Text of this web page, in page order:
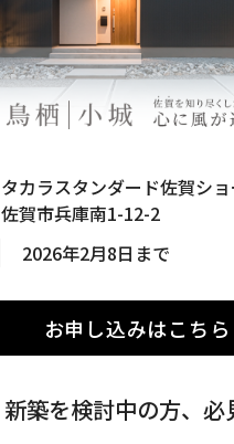
タカラスタンダード佐賀シ
佐賀市兵庫南1-12-2
2026年2月8日まで
お申し込みはこちら
新築を検討中の方、必